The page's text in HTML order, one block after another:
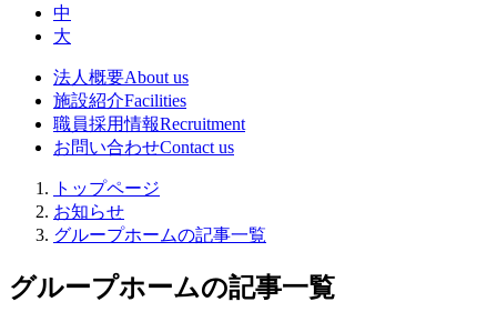
中
大
法人概要About us
施設紹介Facilities
職員採用情報Recruitment
お問い合わせContact us
トップページ
お知らせ
グループホームの記事一覧
グループホームの記事一覧